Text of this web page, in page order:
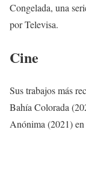
Congelada, una
por Televisa.
Cine
Sus trabajos más
Bahía Colorada
Anónima (2021)